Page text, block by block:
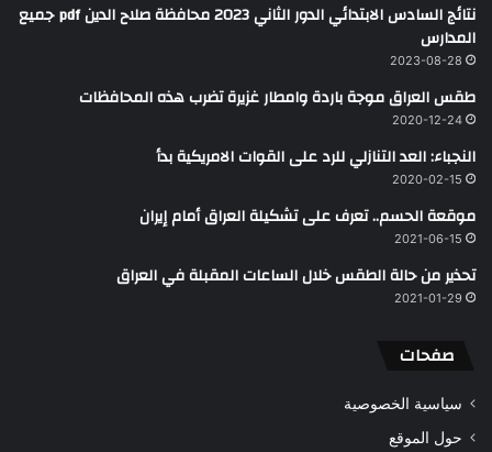
نتائج السادس الابتدائي الدور الثاني 2023 محافظة صلاح الدين pdf جميع
المدارس
2023-08-28
طقس العراق موجة باردة وامطار غزيرة تضرب هذه المحافظات
2020-12-24
النجباء: العد التنازلي للرد على القوات الامريكية بدأ
2020-02-15
موقعة الحسم.. تعرف على تشكيلة العراق أمام إيران
2021-06-15
تحذير من حالة الطقس خلال الساعات المقبلة في العراق
2021-01-29
صفحات
سياسية الخصوصية
حول الموقع